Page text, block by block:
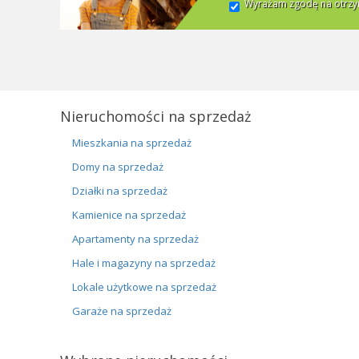
Wyrażam zgodę na
Nieruchomości na sprzedaż
Mieszkania na sprzedaż
Domy na sprzedaż
Działki na sprzedaż
Kamienice na sprzedaż
Apartamenty na sprzedaż
Hale i magazyny na sprzedaż
Lokale użytkowe na sprzedaż
Garaże na sprzedaż